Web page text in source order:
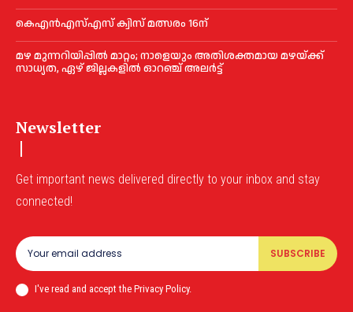
കെഎൻഎസ്എസ് ക്വിസ് മത്സരം 16ന്
മഴ മുന്നറിയിപ്പിൽ മാറ്റം; നാളെയും അതിശക്തമായ മഴയ്ക്ക്
സാധ്യത, ഏഴ് ജില്ലകളിൽ ഓറഞ്ച് അലർട്ട്
Newsletter
Get important news delivered directly to your inbox and stay
connected!
SUBSCRIBE
I've read and accept the Privacy Policy.